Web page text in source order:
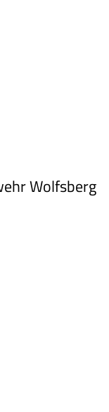
Wolfsberg